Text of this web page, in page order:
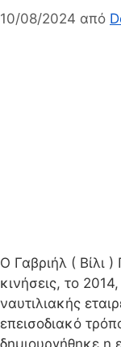
10/08/2024 από
Ο Γαβριήλ ( Βίλι
κινήσεις, το
ναυτιλιακής
επεισοδιακό
δημιουργήθηκε η